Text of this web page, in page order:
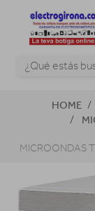
HOME
MICROONDAS